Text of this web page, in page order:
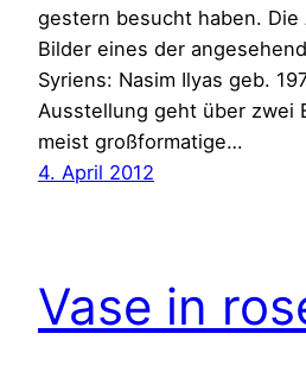
gestern besucht haben.
Bilder eines der
Syriens: Nasim Ilyas geb.
Ausstellung geht über zwei
meist großformatige…
4. April 2012
Vase in